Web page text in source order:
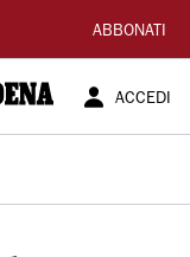
ABBONATI
ACCEDI